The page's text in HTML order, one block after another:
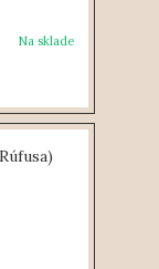
Na sklade